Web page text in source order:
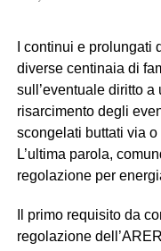
I continui e
diverse centinaia di
sull’eventuale diritto a
risarcimento degli
scongelati buttati via
L’ultima parola,
regolazione per
Il primo requisito da
regolazione